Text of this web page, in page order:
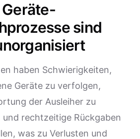
Geräte-
sind
haben Schwierigkeiten,
Geräte zu verfolgen,
der Ausleiher zu
rechtzeitige Rückgaben
was zu Verlusten und